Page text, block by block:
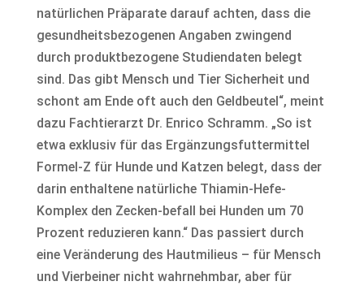
natürlichen Präparate darauf achten, dass die
gesundheitsbezogenen Angaben zwingend
durch produktbezogene Studiendaten belegt
sind. Das gibt Mensch und Tier Sicherheit und
schont am Ende oft auch den Geldbeutel“, meint
dazu Fachtierarzt Dr. Enrico Schramm. „So ist
etwa exklusiv für das Ergänzungsfuttermittel
Formel-Z für Hunde und Katzen belegt, dass der
darin enthaltene natürliche Thiamin-Hefe-
Komplex den Zecken-befall bei Hunden um 70
Prozent reduzieren kann.“ Das passiert durch
eine Veränderung des Hautmilieus – für Mensch
und Vierbeiner nicht wahrnehmbar, aber für